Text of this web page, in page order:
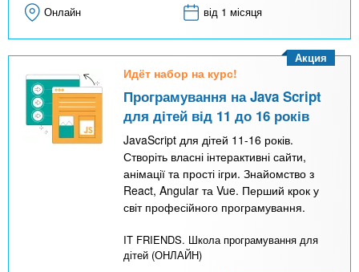
Онлайн від 1 місяця
Идёт набор на курс!
Програмування на Java Script
для дітей від 11 до 16 років
JavaScript для дітей 11-16 років.
Створіть власні інтерактивні сайти,
анімації та прості ігри. Знайомство з
React, Angular та Vue. Перший крок у
світ професійного програмування.
IT FRIENDS. Школа програмування для
дітей (ОНЛАЙН)
Акция